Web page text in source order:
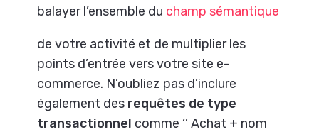
balayer l’ensemble du champ sémantique
de votre activité et de multiplier les
points d’entrée vers votre site e-
commerce. N’oubliez pas d’inclure
également des requêtes de type
transactionnel comme ‘’ Achat + nom